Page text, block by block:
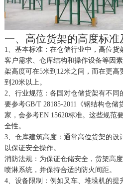
一、高位货架的高度标准
1、 基本标准：在仓储行业中，高位货
客户需求、仓库结构和操作设备等因
架高度可在5米到12米之间，而在更高
到20米以上。
2、 行业规范：各国对仓储货架有不同
要参考GB/T 28185-2011《钢结构仓储
家，会参考EN 15620标准。这些规范
全性。
3、 仓库建筑高度：通常高位货架的设
以保证安全操作。
消防法规：为保证仓储安全，货架高
喷淋系统，并保持合适的防火间距。
4、 设备限制：例如叉车、堆垛机的提